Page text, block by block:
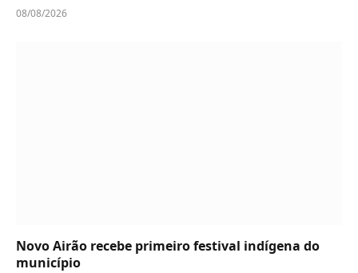
08/08/2026
Novo Airão recebe primeiro festival indígena do
município